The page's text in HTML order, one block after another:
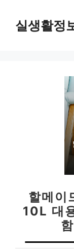
실생활정
할메이
10L 대